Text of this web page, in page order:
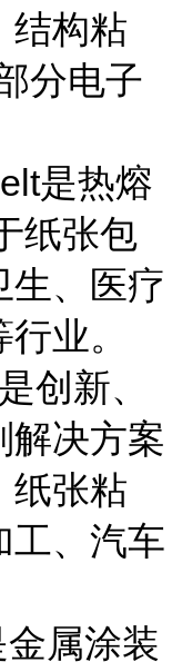
结构粘
分电子
是热熔
纸张包
生、医疗
业。
创新、
解决方案
纸张粘
工、汽车
属涂装